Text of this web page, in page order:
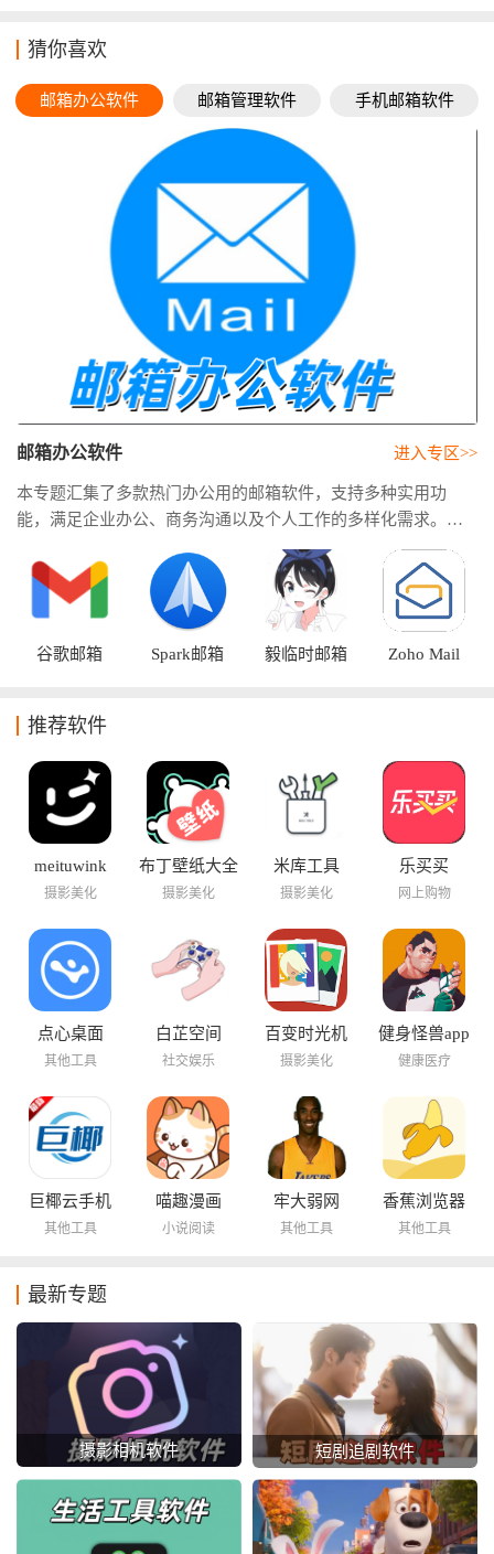
猜你喜欢
邮箱办公软件 邮箱管理软件 手机邮箱软件
邮箱办公软件
本专题汇集了多款热门办公用的邮箱软件，支持多种实用功
能，满足企业办公、商务沟通以及个人工作的多样化需求。邮
箱办公软件下载资源，精选国内外优质邮箱客户端，方便用户
根据自己的办公习惯选择合适的软件。邮箱办公软件，帮助用
户提升邮件处理效率，让办公更加便捷、高效、安全。
进入专区>>
谷歌邮箱 Spark邮箱 毅临时邮箱 Zoho Mail
推荐软件
meituwink
摄影美化
布丁壁纸大全
摄影美化
米库工具
摄影美化
乐买买
网上购物
点心桌面
其他工具
白芷空间
社交娱乐
百变时光机
摄影美化
健身怪兽app
健康医疗
巨椰云手机
其他工具
喵趣漫画
小说阅读
牢大弱网
其他工具
香蕉浏览器
其他工具
最新专题
摄影相机软件 短剧追剧软件